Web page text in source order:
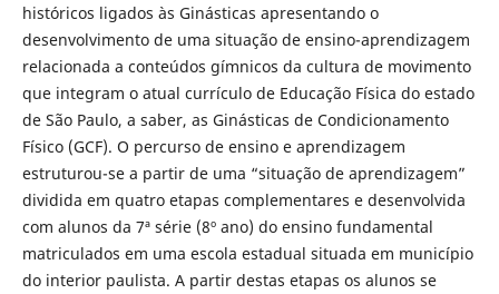
históricos ligados às Ginásticas apresentando o
desenvolvimento de uma situação de ensino-aprendizagem
relacionada a conteúdos gímnicos da cultura de movimento
que integram o atual currículo de Educação Física do estado
de São Paulo, a saber, as Ginásticas de Condicionamento
Físico (GCF). O percurso de ensino e aprendizagem
estruturou-se a partir de uma “situação de aprendizagem”
dividida em quatro etapas complementares e desenvolvida
com alunos da 7ª série (8º ano) do ensino fundamental
matriculados em uma escola estadual situada em município
do interior paulista. A partir destas etapas os alunos se